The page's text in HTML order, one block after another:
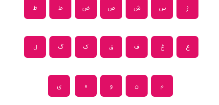
ژ س ش ص ض ط ظ
ع غ ف ق ک گ ل
م ن و ه ی